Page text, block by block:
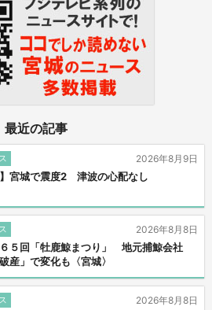
最近の記事
】宮城で震度2 津波の心配なし
2026年8月9日
５回「牡鹿鯨まつり」 地元捕鯨会社
産」で変化も〈宮城〉
2026年8月8日
2026年8月8日